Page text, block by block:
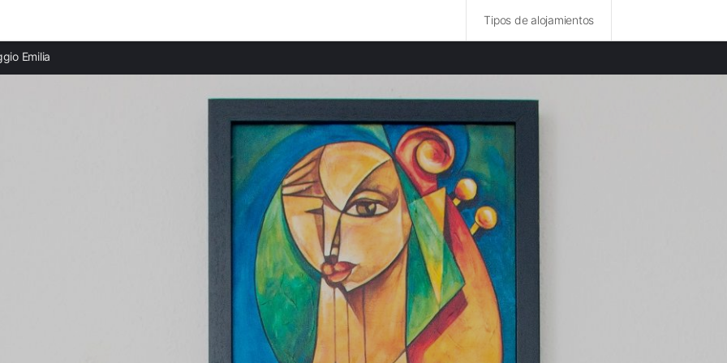
Tipos de alojamientos
Casas rurales en Reggio nell'Emilia
Casas rurales en Contes
Casas rurales en Parma provincia
Casas rurales en Massa e Carrara provincia
Casas rurales en La Spezia provincia
Casas rurales en Prato provincia
Casas rurales en Pistoia provincia
Casas rurales en Cremona provincia
Emilia